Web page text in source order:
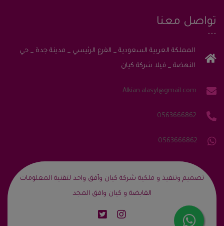
تواصل معنا
المملكة العربية السعودية _ الفرع الرئيسي _ مدينة جدة _ حي
النهضة _ فيلا شركة كيان
Alkian.alasyl@gmail.com
0563666862
0563666862
‎تصميم وتنفيذ و ملكية شركة كيان وأفق واحد لتقنية المعلومات
القابضة و كيان وافق المجد